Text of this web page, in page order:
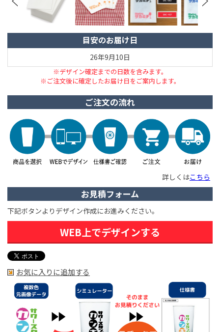
目安のお届け日
26年9月10日
※デザイン確定までの日数を含みます。
※ご注文後に確定したお届け日をご案内します。
ご注文の流れ
詳しくはこちら
お見積フォーム
下記ボタンよりデザイン作成にお進みください。
WEB上でデザインする
お気に入りに追加する